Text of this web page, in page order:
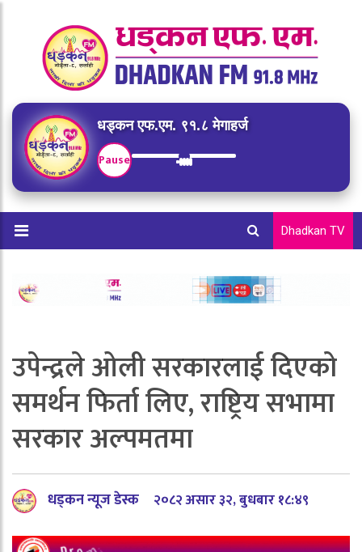
धड्कन एफ.एम. ९१.८ मेगाहर्ज
Pause
Dhadkan TV
उपेन्द्रले ओली सरकारलाई दिएको
समर्थन फिर्ता लिए, राष्ट्रिय सभामा
सरकार अल्पमतमा
धड्कन न्यूज डेस्क २०८२ असार ३२, बुधबार १८:४९